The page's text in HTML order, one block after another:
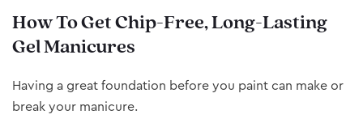
How To Get Chip-Free, Long-Lasting
Gel Manicures
Having a great foundation before you paint can make or
break your manicure.